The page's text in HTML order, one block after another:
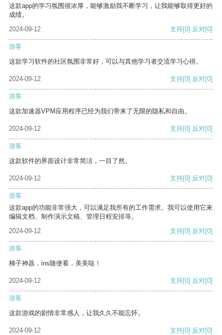
这款app的学习氛围很浓厚，能够激励我不断学习，让我能够取得更好的
成绩。
2024-09-12
支持[0] 反对[0]
游客
这款学习软件的社区氛围非常好，可以与其他学习者交流学习心得。
2024-09-12 支持[0] 反对[0]
游客
这款加速器VPM应用程序已经为我们带来了无限的隐私和自由。
2024-09-12 支持[0] 反对[0]
游客
这款软件的界面设计非常简洁，一目了然。
2024-09-12 支持[0] 反对[0]
游客
这款app的功能非常强大，可以满足我所有的工作需求。我可以使用它来
编辑文档、制作演示文稿、管理日程安排等。
2024-09-12
支持[0] 反对[0]
游客
梯子神器，ins随便看，美美哒！
2024-09-12 支持[0] 反对[0]
游客
这款游戏的剧情非常感人，让我久久不能忘怀。
2024-09-12 支持[0] 反对[0]